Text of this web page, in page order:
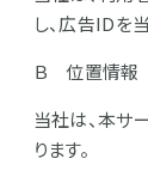
し、広告IDを
Ｂ 位置情報
当社は、本サ
ります。